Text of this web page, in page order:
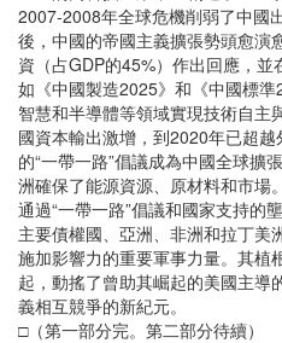
2007-2008年全球危機削弱了中國
後，中國的帝國主義擴張勢頭愈演
資（占GDP的45%）作出回應，
如《中國製造2025》和《中國標
智慧和半導體等領域實現技術自主
國資本輸出激增，到2020年已超
的“一帶一路”倡議成為中國全球擴
洲確保了能源資源、原材料和市場。
通過“一帶一路”倡議和國家支持的
主要債權國、亞洲、非洲和拉丁美
施加影響力的重要軍事力量。其植
起，動搖了曾助其崛起的美國主導
義相互競爭的新紀元。
□（第一部分完。第二部分待續）